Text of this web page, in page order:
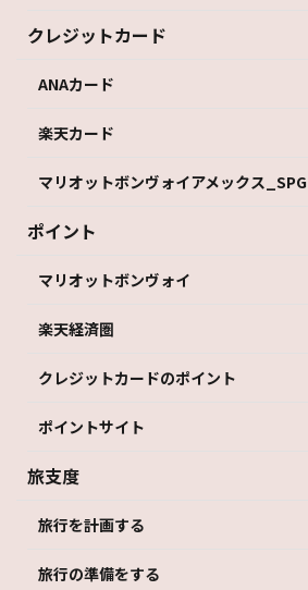
クレジットカード
ANAカード
楽天カード
マリオットボンヴォイアメックス_SPG
ポイント
マリオットボンヴォイ
楽天経済圏
クレジットカードのポイント
ポイントサイト
旅支度
旅行を計画する
旅行の準備をする